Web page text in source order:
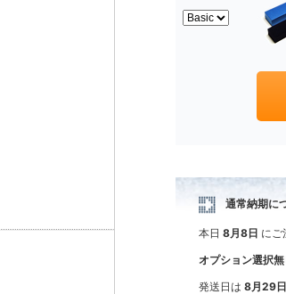
通常納期に
本日 8月8日 にご
オプション選択
発送日は 8月29日